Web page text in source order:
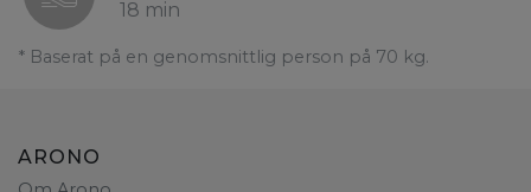
18 min
* Baserat på en genomsnittlig person på 70 kg.
ARONO